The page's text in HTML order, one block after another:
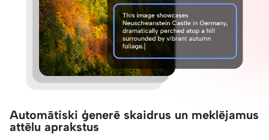
Automātiski ģenerē skaidrus un meklējamus
attēlu aprakstus